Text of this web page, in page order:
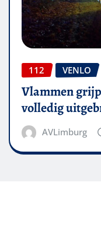
112 VENLO
Vlammen
volledig
AVLimburg